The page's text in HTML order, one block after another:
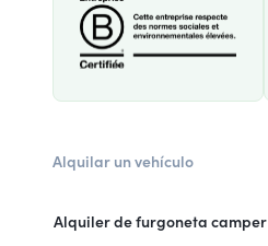
Alquilar un vehículo
Alquiler de furgoneta camper